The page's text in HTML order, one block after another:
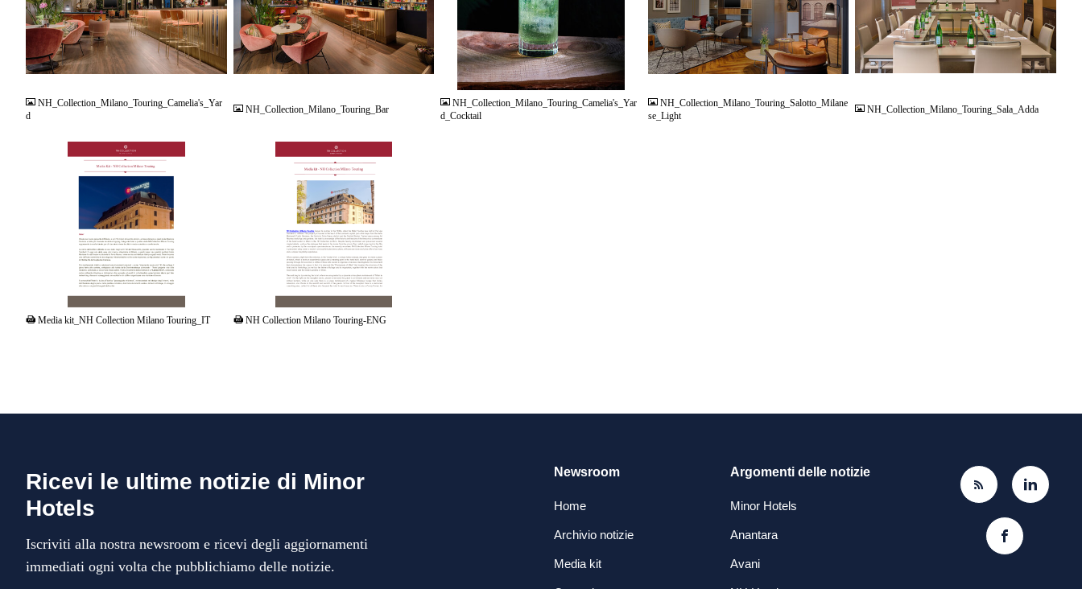
JPG
NH_Collection_Milano_Touring_Camelia's_Yar
d
JPG
NH_Collection_Milano_Touring_Bar
JPG
NH_Collection_Milano_Touring_Camelia's_Yar
d_Cocktail
JPG
NH_Collection_Milano_Touring_Salotto_Milane
se_Light
JPG
NH_Collection_Milano_Touring_Sala_Adda
Media kit_NH Collection Milano Touring_IT NH Collection Milano Touring-ENG
Ricevi le ultime notizie di Minor
Hotels
Iscriviti alla nostra newsroom e ricevi degli aggiornamenti
immediati ogni volta che pubblichiamo delle notizie.
Newsroom
Home
Archivio notizie
Media kit
Argomenti delle notizie
Minor Hotels
Anantara
Avani